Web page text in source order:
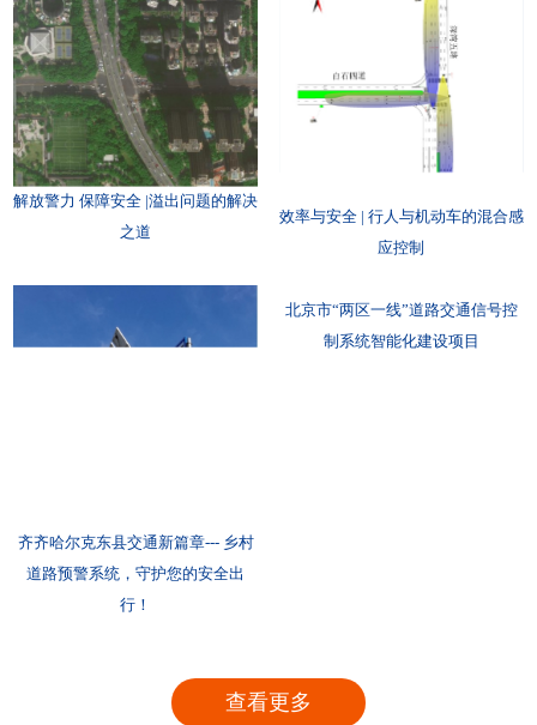
解放警力 保障安全 |溢出问题的解决
之道
效率与安全 | 行人与机动车的混合感
应控制
齐齐哈尔克东县交通新篇章--- 乡村
道路预警系统，守护您的安全出
行！
北京市“两区一线”道路交通信号控
制系统智能化建设项目
查看更多